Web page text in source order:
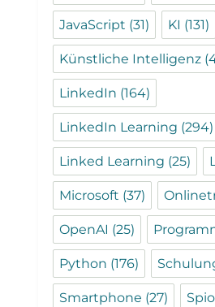
JavaScript (31) KI (131)
Künstliche Intelligenz
LinkedIn (164)
LinkedIn Learning (294)
Linked Learning (25)
Microsoft (37)
OpenAI (25)
Python (176)
Smartphone (27)